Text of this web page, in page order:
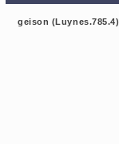
geison (Luynes.785.4)